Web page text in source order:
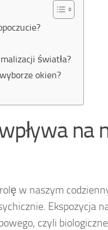
światła?
okien?
na
w naszym
Ekspozycja
czyli